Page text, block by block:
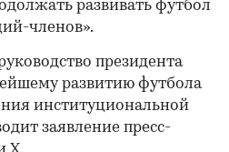
развивать футбол
членов».
президента
развитию футбола
институциональной
заявление пресс-